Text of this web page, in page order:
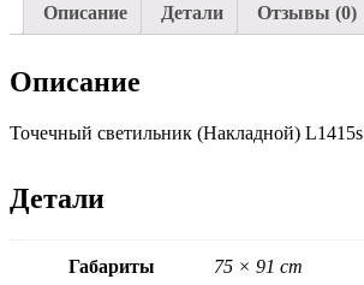
Описание Детали Отзывы (0)
Описание
Точечный светильник (Накладной)
Детали
Габариты 75 × 91 cm